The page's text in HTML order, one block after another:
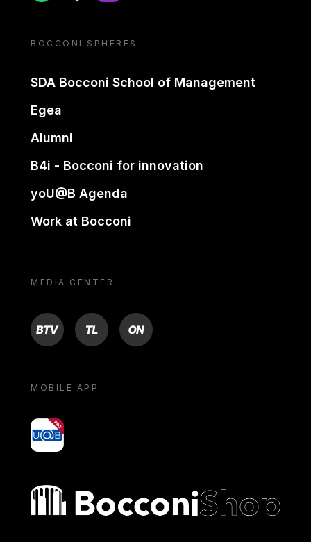
BOCCONI SPHERES
SDA Bocconi School of Management
Egea
Alumni
B4i - Bocconi for innovation
yoU@B Agenda
Work at Bocconi
MEDIA CENTER
BTV TL ON
MOBILE APP
yoU@B
Bocconi shop